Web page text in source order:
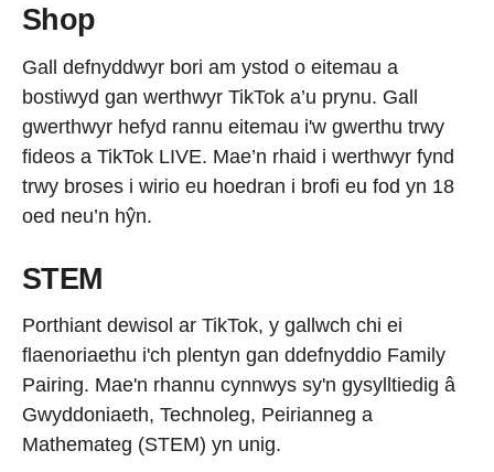
Shop
Gall defnyddwyr bori am ystod o eitemau a
bostiwyd gan werthwyr TikTok a’u prynu. Gall
gwerthwyr hefyd rannu eitemau i'w gwerthu trwy
fideos a TikTok LIVE. Mae’n rhaid i werthwyr fynd
trwy broses i wirio eu hoedran i brofi eu fod yn 18
oed neu’n hŷn.
STEM
Porthiant dewisol ar TikTok, y gallwch chi ei
flaenoriaethu i'ch plentyn gan ddefnyddio Family
Pairing. Mae'n rhannu cynnwys sy'n gysylltiedig â
Gwyddoniaeth, Technoleg, Peirianneg a
Mathemateg (STEM) yn unig.